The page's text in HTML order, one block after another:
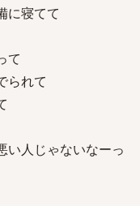
に寝てて
て
られて
い人じゃないなーっ